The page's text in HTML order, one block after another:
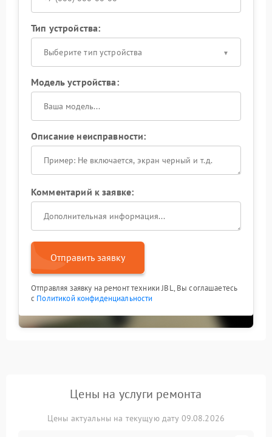
Тип устройства:
Выберите тип устройства
Модель устройства:
Описание неисправности:
Комментарий к заявке:
Отправить заявку
Отправляя заявку на ремонт техники JBL, Вы соглашаетесь
с Политикой конфиденциальности
Цены на услуги ремонта
Цены актуальны на текущую дату 09.08.2026